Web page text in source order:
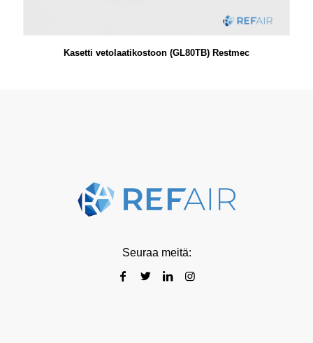
Kasetti vetolaatikostoon (GL80TB) Restmec
Seuraa meitä: